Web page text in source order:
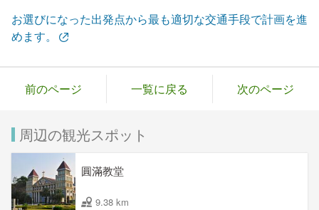
お選びになった出発点から最も適切な交通手段で計画を進
めます。
前のページ 一覧に戻る 次のページ
周辺の観光スポット
圓滿教堂
9.38 km